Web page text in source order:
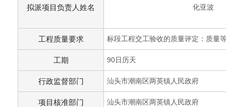
拟派项目负责人姓名 化亚波
工程质量要求 标段工程交工验收的质量评定：质量
工期 90日历天
行政监督部门 汕头市潮南区两英镇人民政府
项目核准部门 汕头市潮南区两英镇人民政府